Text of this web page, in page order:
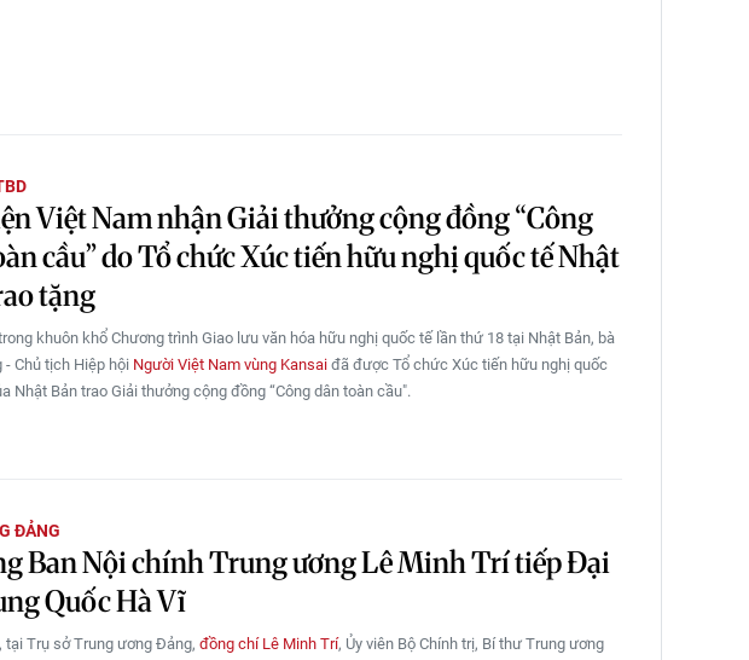
Việt Nam nhận Giải thưởng cộng đồng “Công
cầu” do Tổ chức Xúc tiến hữu nghị quốc tế Nhật
tặng
khuôn khổ Chương trình Giao lưu văn hóa hữu nghị quốc tế lần thứ 18 tại Nhật Bản, bà
- Chủ tịch Hiệp hội Người Việt Nam vùng Kansai đã được Tổ chức Xúc tiến hữu nghị quốc
Nhật Bản trao Giải thưởng cộng đồng “Công dân toàn cầu".
ĐẢNG
Ban Nội chính Trung ương Lê Minh Trí tiếp Đại
Quốc Hà Vĩ
tại Trụ sở Trung ương Đảng, đồng chí Lê Minh Trí, Ủy viên Bộ Chính trị, Bí thư Trung ương